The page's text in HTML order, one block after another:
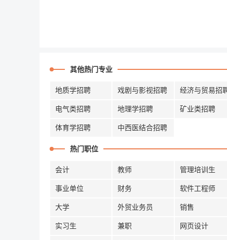
其他热门专业
地质学招聘 戏剧与影视招聘 经济与贸易招
电气类招聘 地理学招聘 矿业类招聘
体育学招聘 中西医结合招聘
热门职位
会计 教师 管理培训生
事业单位 财务 软件工程师
大学 外贸业务员 销售
实习生 兼职 网页设计